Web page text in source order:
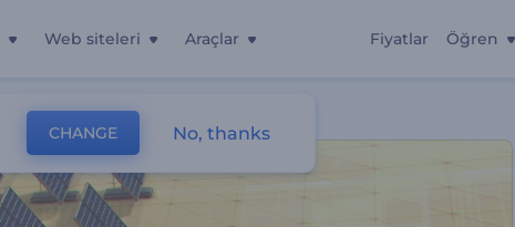
Web siteleri Araçlar Fiyatlar Öğren
CHANGE No, thanks